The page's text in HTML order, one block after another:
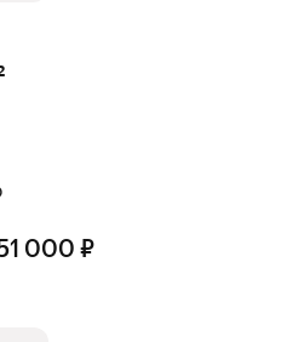
000 ₽